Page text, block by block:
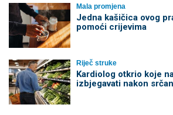
Mala promjena
Jedna kašičica ovog
pomoći crijevima
Riječ struke
Kardiolog otkrio koje
izbjegavati nakon